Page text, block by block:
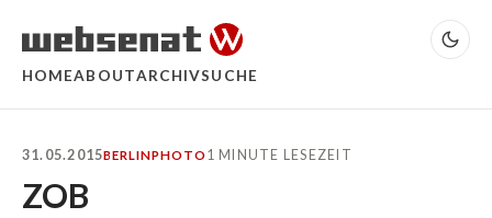
HOMEABOUTARCHIVSUCHE
31.05.2015BERLINPHOTO 1 MINUTE LESEZEIT
ZOB